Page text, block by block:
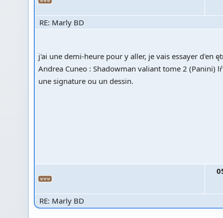
RE: Marly BD
j'ai une demi-heure pour y aller, je vais essayer d'en
Andrea Cuneo : Shadowman valiant tome 2 (Panini)
une signature ou un dessin.
RE: Marly BD